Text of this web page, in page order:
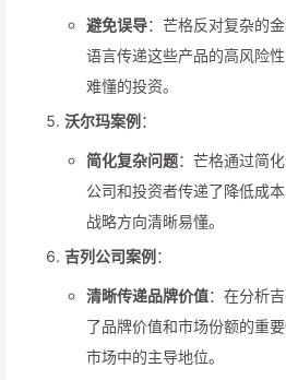
避免误导：芒格反对复杂的
语言传递这些产品的高风险
难懂的投资。
沃尔玛案例 ：
简化复杂问题：芒格通过简
公司和投资者传递了降低成
战略方向清晰易懂。
吉列公司案例 ：
清晰传递品牌价值：在分析
了品牌价值和市场份额的重
市场中的主导地位。